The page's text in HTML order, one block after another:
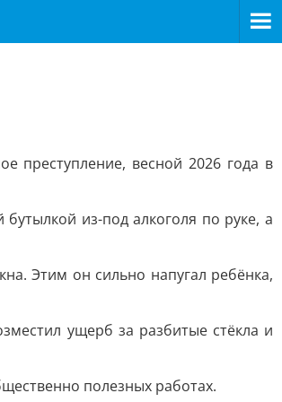
преступление, весной 2026 года в
из-под алкоголя по руке, а
Этим он сильно напугал ребёнка,
ущерб за разбитые стёкла и
полезных работах.